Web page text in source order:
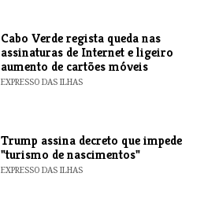
Cabo Verde regista queda nas
assinaturas de Internet e ligeiro
aumento de cartões móveis
EXPRESSO DAS ILHAS
Trump assina decreto que impede
"turismo de nascimentos"
EXPRESSO DAS ILHAS